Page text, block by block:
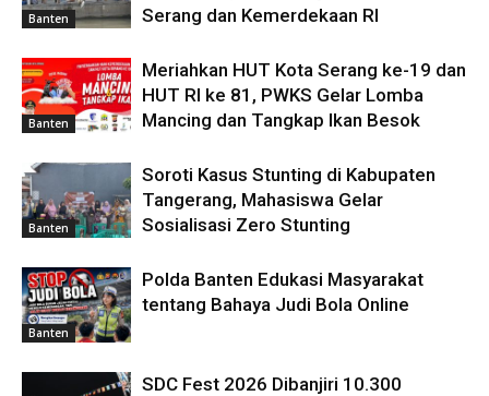
Banten
Serang dan Kemerdekaan RI
Banten
Meriahkan HUT Kota Serang ke-19 dan
HUT RI ke 81, PWKS Gelar Lomba
Mancing dan Tangkap Ikan Besok
Banten
Soroti Kasus Stunting di Kabupaten
Tangerang, Mahasiswa Gelar
Sosialisasi Zero Stunting
Banten
Polda Banten Edukasi Masyarakat
tentang Bahaya Judi Bola Online
SDC Fest 2026 Dibanjiri 10.300